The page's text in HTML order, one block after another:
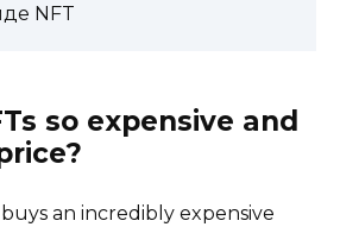
NFT
so expensive and
an incredibly expensive